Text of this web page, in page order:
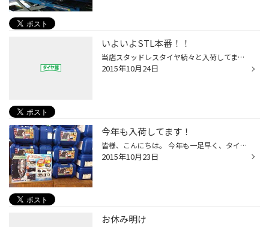
いよいよSTL本番！！
当店スタッドレスタイヤ続々と入荷してます。 予約も多数頂きました♪この時期から１２月の予約 が入っているんです！！ハイシーズンに取り付け、 ご購入希望のお客様、お急ぎ下さい、、、 随時予約受付中です。 （藤井）
2015年10月24日
今年も入荷してます！
皆様、こんにちは。 今年も一足早く、タイヤチェーンが入荷致しました！ 軽自動車～ミニバンサイズまで、幅広く展開している『ECO MESHⅡ』は、 取り付けも楽々♪ 在庫があるうちに、お買い求めくださいね（＾＾＊）
2015年10月23日
お休み明け